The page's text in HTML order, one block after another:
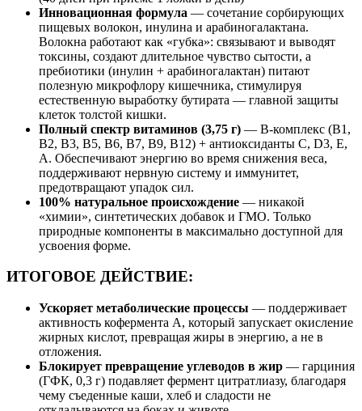
Инновационная формула — сочетание сорбирующих
пищевых волокон, инулина и арабиногалактана.
Волокна работают как «губка»: связывают и выводят
токсины, создают длительное чувство сытости, а
пребиотики (инулин + арабиногалактан) питают
полезную микрофлору кишечника, стимулируя
естественную выработку бутирата — главной защиты
клеток толстой кишки.
Полный спектр витаминов (3,75 г) — B-комплекс (B1,
B2, B3, B5, B6, B7, B9, B12) + антиоксиданты C, D3, E,
A. Обеспечивают энергию во время снижения веса,
поддерживают нервную систему и иммунитет,
предотвращают упадок сил.
100% натуральное происхождение — никакой
«химии», синтетических добавок и ГМО. Только
природные компоненты в максимально доступной для
усвоения форме.
ИТОГОВОЕ ДЕЙСТВИЕ:
Ускоряет метаболические процессы — поддерживает
активность кофермента А, который запускает окисление
жирных кислот, превращая жиры в энергию, а не в
отложения.
Блокирует превращение углеводов в жир — гарциния
(ГФК, 0,3 г) подавляет фермент цитратлиазу, благодаря
чему съеденные каши, хлеб и сладости не